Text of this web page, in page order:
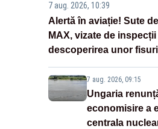
7 aug. 2026, 10:39
Alertă în aviație! Sute
MAX, vizate de
descoperirea unor
7 aug. 2026, 09:15
Ungaria
economisire a
centrala